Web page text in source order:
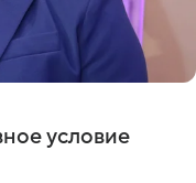
условие